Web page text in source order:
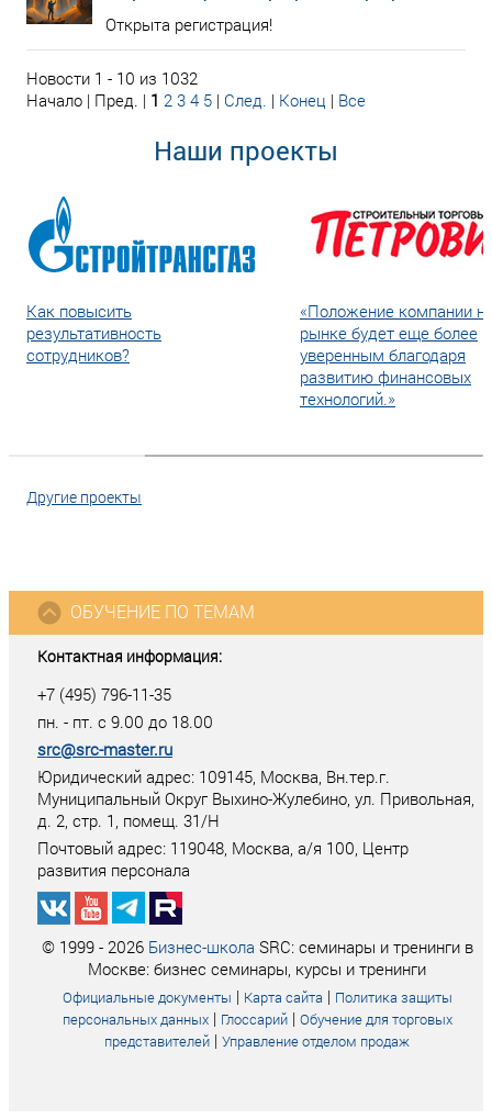
Открыта регистрация!
Новости 1 - 10 из 1032
Начало | Пред. | 1 2 3 4 5 | След. | Конец | Все
Наши проекты
Как повысить
результативность
сотрудников?
«Положение компании
рынке будет еще более
уверенным благодаря
развитию финансовых
технологий.»
Другие проекты
Контактная информация:
+7 (495) 796-11-35
пн. - пт. с 9.00 до 18.00
src@src-master.ru
Юридический адрес: 109145, Москва, Вн.тер.г.
Муниципальный Округ Выхино-Жулебино, ул. Привольная,
д. 2, стр. 1, помещ. 31/Н
Почтовый адрес: 119048, Москва, а/я 100, Центр
развития персонала
ОБУЧЕНИЕ ПО ТЕМАМ
© 1999 - 2026 Бизнес-школа SRC: семинары и тренинги в
Москве: бизнес семинары, курсы и тренинги
Официальные документы | Карта сайта | Политика защиты
персональных данных| Глоссарий| Обучение для торговых
представителей | Управление отделом продаж